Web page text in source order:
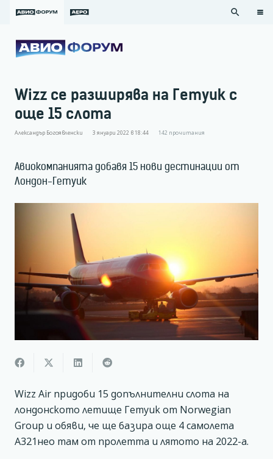
search
Wizz се разширява на Гетуик с
още 15 слота
Александър Богоявленски 3 януари 2022 в 18:44 142 прочитания
Авиокомпанията добавя 15 нови дестинации от
Лондон-Гетуик
Wizz Air придоби 15 допълнителни слота на
лондонското летище Гетуик от Norwegian
Group и обяви, че ще базира още 4 самолета
А321нео там от пролетта и лятото на 2022-а.